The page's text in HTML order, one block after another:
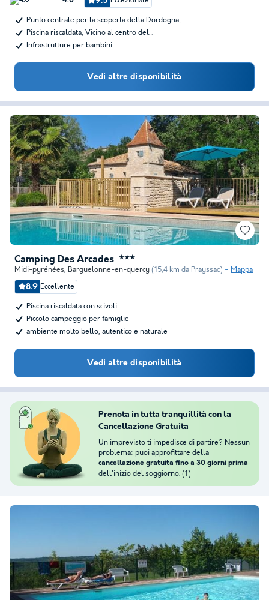
Punto centrale per la scoperta della Dordogna,…
Piscina riscaldata, Vicino al centro del…
Infrastrutture per bambini
Vedi altre disponibilità
Camping Des Arcades ★★★
Midi-pyrénées, Barguelonne-en-quercy (15,4 km da Prayssac) Mappa
8.9 Eccellente
Piscina riscaldata con scivoli
Piccolo campeggio per famiglie
ambiente molto bello, autentico e naturale
Vedi altre disponibilità
Prenota in tutta tranquillità con la
Cancellazione Gratuita
Un imprevisto ti impedisce di partire? Nessun
problema: puoi approfittare della
cancellazione gratuita fino a 30 giorni prima
dell'inizio del soggiorno. (1)